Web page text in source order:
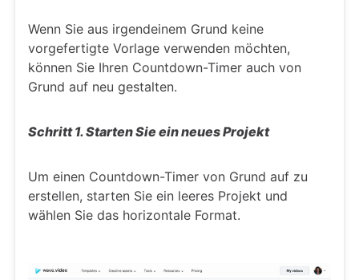
Wenn Sie aus irgendeinem Grund keine
vorgefertigte Vorlage verwenden möchten,
können Sie Ihren Countdown-Timer auch von
Grund auf neu gestalten.
Schritt 1. Starten Sie ein neues Projekt
Um einen Countdown-Timer von Grund auf zu
erstellen, starten Sie ein leeres Projekt und
wählen Sie das horizontale Format.